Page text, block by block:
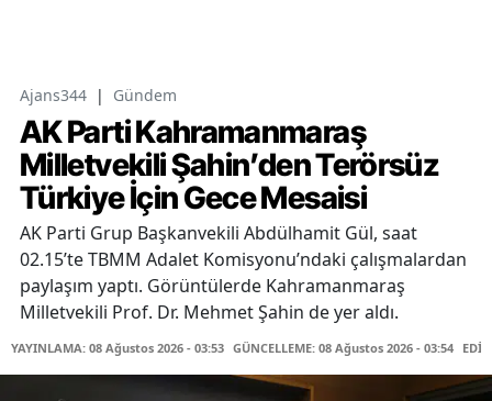
Ajans344 | Gündem
AK Parti Kahramanmaraş
Milletvekili Şahin’den Terörsüz
Türkiye İçin Gece Mesaisi
AK Parti Grup Başkanvekili Abdülhamit Gül, saat
02.15’te TBMM Adalet Komisyonu’ndaki çalışmalardan
paylaşım yaptı. Görüntülerde Kahramanmaraş
Milletvekili Prof. Dr. Mehmet Şahin de yer aldı.
YAYINLAMA: 08 Ağustos 2026 - 03:53 GÜNCELLEME: 08 Ağustos 2026 - 03:54